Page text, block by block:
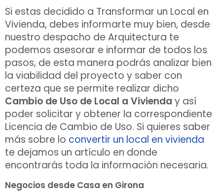
Si estas decidido a Transformar un Local en
Vivienda, debes informarte muy bien, desde
nuestro despacho de Arquitectura te
podemos asesorar e informar de todos los
pasos, de esta manera podrás analizar bien
la viabilidad del proyecto y saber con
certeza que se permite realizar dicho
Cambio de Uso de Local a Vivienda y así
poder solicitar y obtener la correspondiente
Licencia de Cambio de Uso. Si quieres saber
más sobre lo convertir un local en vivienda
te dejamos un artículo en donde
encontrarás toda la información necesaria.
Negocios desde Casa en Girona
Aceptar Política Privacidad *
Solicitar Asesoramiento